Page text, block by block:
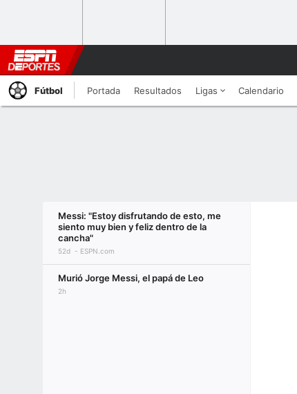
Fútbol Portada Resultados Ligas Calendario
Messi: "Estoy disfrutando de esto, me
siento muy bien y feliz dentro de la
cancha"
52d ESPN.com
Murió Jorge Messi, el papá de Leo
2h